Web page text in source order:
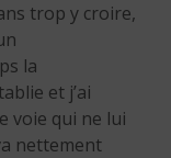
trop y croire,
la
et j’ai
voie qui ne lui
nettement